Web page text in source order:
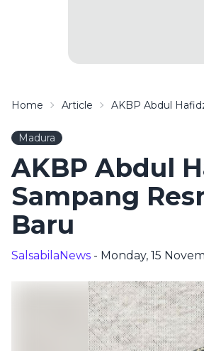
Home Article AKBP Abdul
Madura
AKBP Abdul
Sampang
Baru
SalsabilaNews - Monday, 15